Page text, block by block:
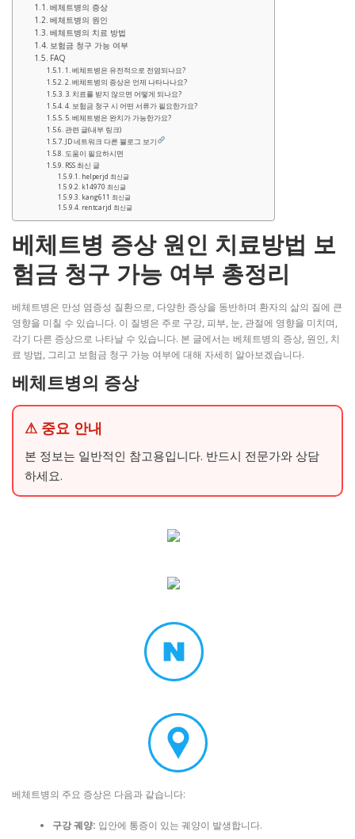
베체트병의 증상
베체트병의 원인
베체트병의 치료 방법
보험금 청구 가능 여부
FAQ
1. 베체트병은 유전적으로 전염되나요?
2. 베체트병의 증상은 언제 나타나나요?
3. 치료를 받지 않으면 어떻게 되나요?
4. 보험금 청구 시 어떤 서류가 필요한가요?
5. 베체트병은 완치가 가능한가요?
관련 글(내부 링크)
JD 네트워크 다른 블로그 보기
도움이 필요하시면
RSS 최신 글
helperjd 최신글
k14970 최신글
kang611 최신글
rentcarjd 최신글
베체트병 증상 원인 치료방법 보
험금 청구 가능 여부 총정리
베체트병은 만성 염증성 질환으로, 다양한 증상을 동반하며 환자의 삶의 질에 큰
영향을 미칠 수 있습니다. 이 질병은 주로 구강, 피부, 눈, 관절에 영향을 미치며,
각기 다른 증상으로 나타날 수 있습니다. 본 글에서는 베체트병의 증상, 원인, 치
료 방법, 그리고 보험금 청구 가능 여부에 대해 자세히 알아보겠습니다.
베체트병의 증상
⚠ 중요 안내
본 정보는 일반적인 참고용입니다. 반드시 전문가와 상담
하세요.
베체트병의 주요 증상은 다음과 같습니다:
구강 궤양: 입안에 통증이 있는 궤양이 발생합니다.